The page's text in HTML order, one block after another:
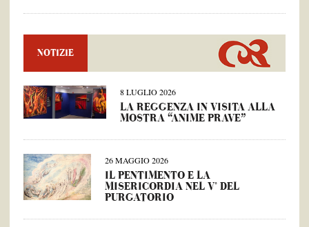
NOTIZIE
8 LUGLIO 2026
LA REGGENZA IN VISITA ALLA
MOSTRA “ANIME PRAVE”
26 MAGGIO 2026
IL PENTIMENTO E LA
MISERICORDIA NEL V° DEL
PURGATORIO